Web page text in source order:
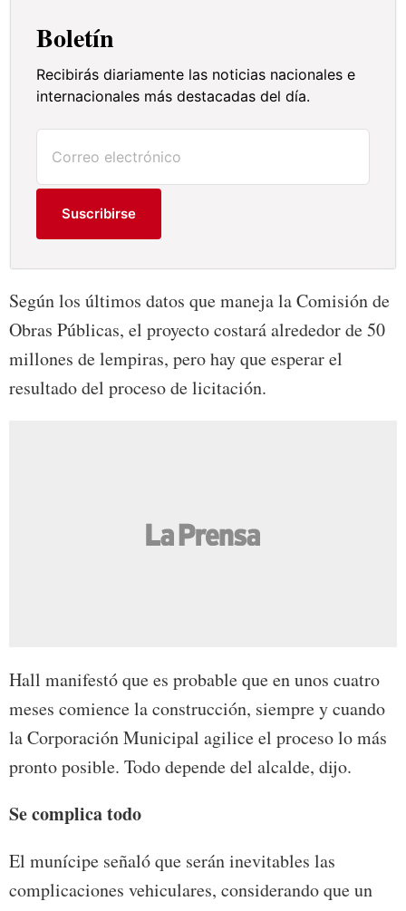
Boletín
Recibirás diariamente las noticias nacionales e
internacionales más destacadas del día.
Suscribirse
Según los últimos datos que maneja la Comisión de
Obras Públicas, el proyecto costará alrededor de 50
millones de lempiras, pero hay que esperar el
resultado del proceso de licitación.
Hall manifestó que es probable que en unos cuatro
meses comience la construcción, siempre y cuando
la Corporación Municipal agilice el proceso lo más
pronto posible. Todo depende del alcalde, dijo.
Se complica todo
El munícipe señaló que serán inevitables las
complicaciones vehiculares, considerando que un